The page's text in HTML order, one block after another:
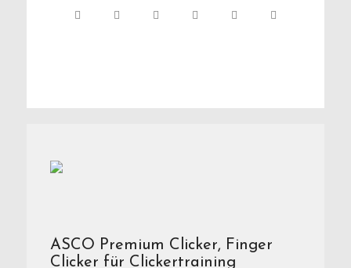
ASCO Premium Clicker, Finger
Clicker für Clickertraining